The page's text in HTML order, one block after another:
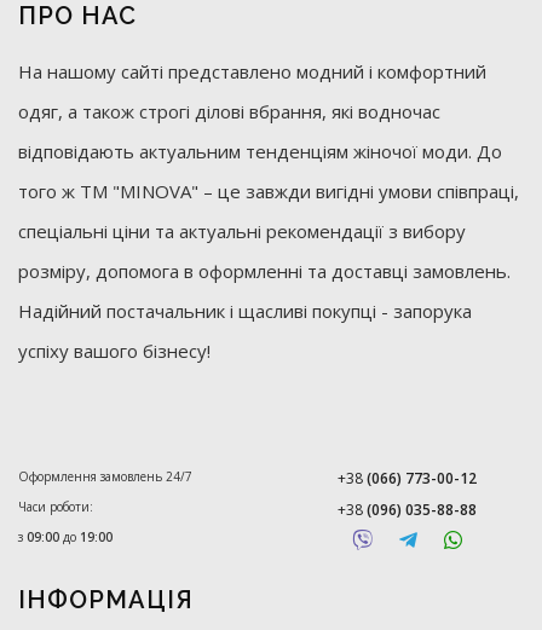
ПРО НАС
На нашому сайті представлено модний і комфортний
одяг, а також строгі ділові вбрання, які водночас
відповідають актуальним тенденціям жіночої моди. До
того ж ТМ "MINOVA" – це завжди вигідні умови співпраці,
спеціальні ціни та актуальні рекомендації з вибору
розміру, допомога в оформленні та доставці замовлень.
Надійний постачальник і щасливі покупці - запорука
успіху вашого бізнесу!
Оформлення замовлень 24/7
Часи роботи:
з 09:00 до 19:00
+38(066) 773-00-12
+38(096) 035-88-88
ІНФОРМАЦІЯ